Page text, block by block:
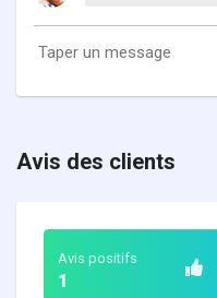
Avis des clients
Avis positifs
1